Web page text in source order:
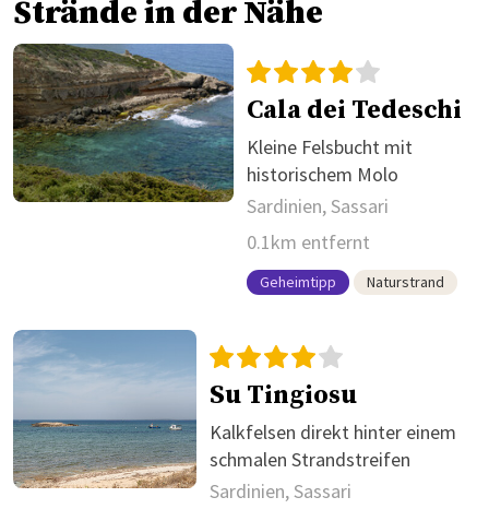
Strände in der Nähe
Cala dei Tedeschi
Kleine Felsbucht mit
historischem Molo
Sardinien, Sassari
0.1km entfernt
Geheimtipp Naturstrand
Su Tingiosu
Kalkfelsen direkt hinter einem
schmalen Strandstreifen
Sardinien, Sassari